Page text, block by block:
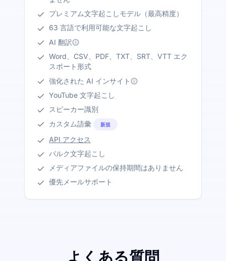
プレミアム文字起こしモデル（最高精度）
63 言語で利用可能な文字起こし
AI 翻訳
Word、CSV、PDF、TXT、SRT、VTT エク
スポート形式
強化された AI インサイト
YouTube 文字起こし
スピーカー識別
カスタム語彙
新規
API アクセス
バルク文字起こし
メディアファイルの保持期間はありません
優先メールサポート
よくある質問